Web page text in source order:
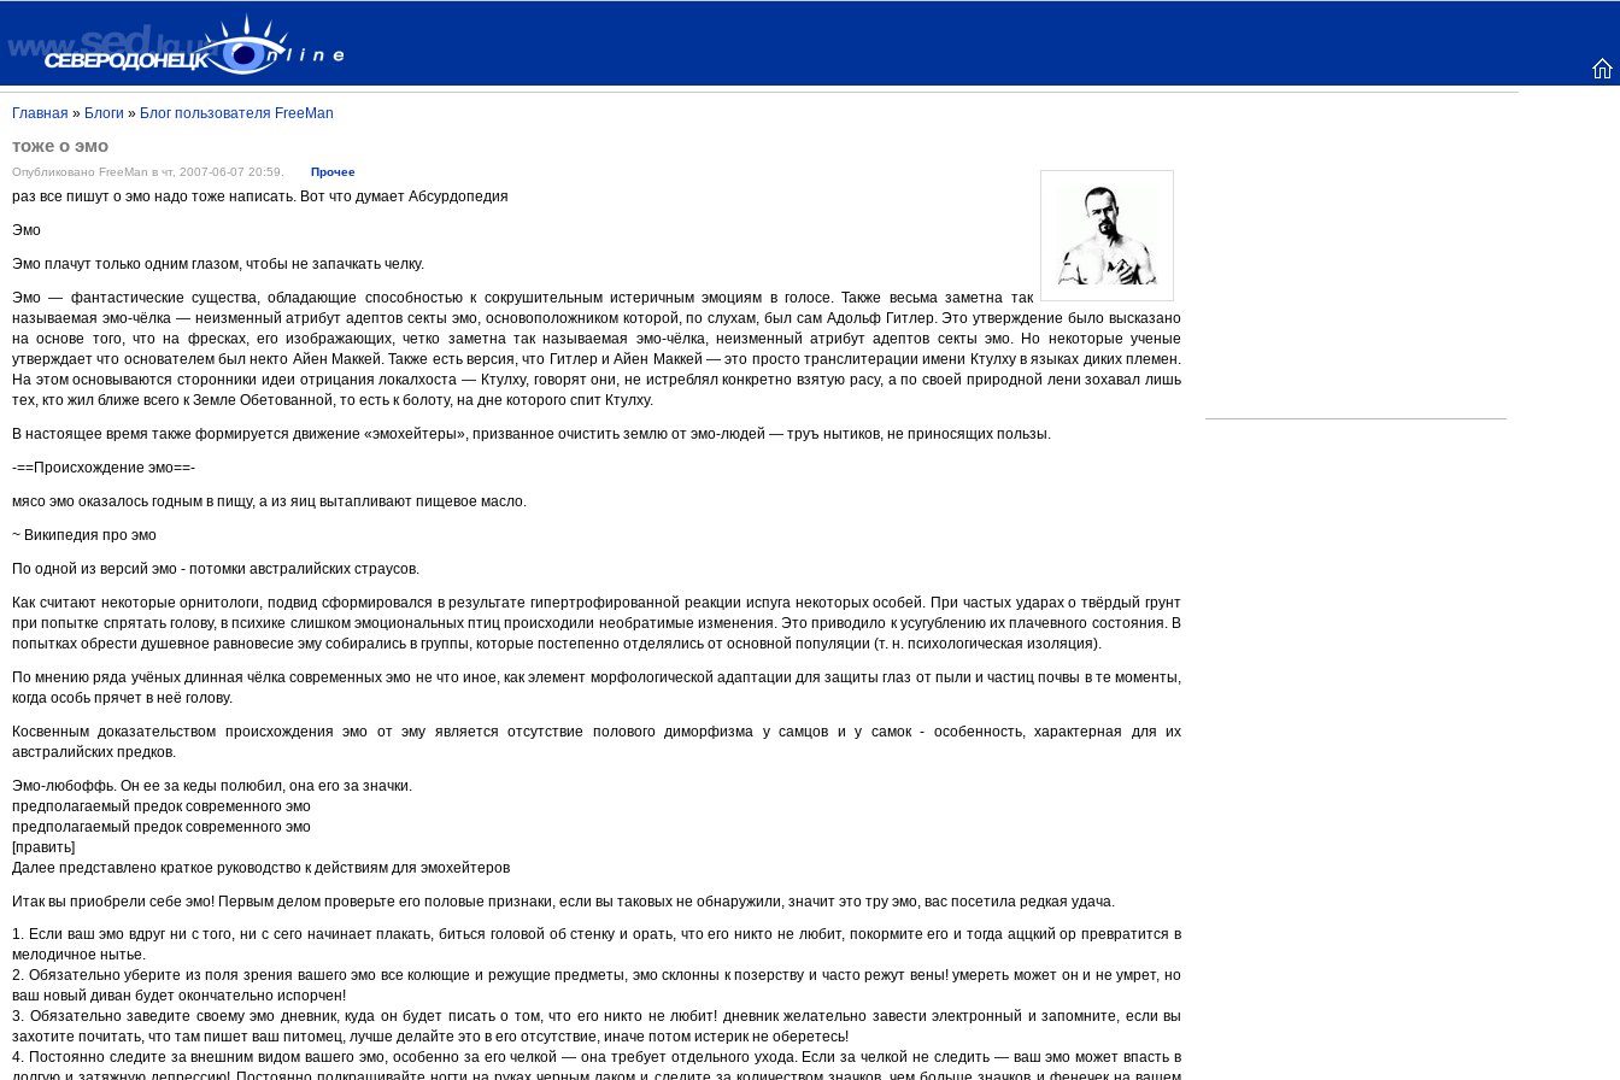
Главная » Блоги » Блог пользователя FreeMan
тоже о эмо
Опубликовано FreeMan в чт, 2007-06-07 20:59. Прочее
раз все пишут о эмо надо тоже написать. Вот что думает Абсурдопедия
Эмо
Эмо плачут только одним глазом, чтобы не запачкать челку.
Эмо — фантастические существа, обладающие способностью к сокрушительным истеричным эмоциям в голосе. Также весьма заметна так
называемая эмо-чёлка — неизменный атрибут адептов секты эмо, основоположником которой, по слухам, был сам Адольф Гитлер. Это утверждение было высказано
на основе того, что на фресках, его изображающих, четко заметна так называемая эмо-чёлка, неизменный атрибут адептов секты эмо. Но некоторые ученые
утверждает что основателем был некто Айен Маккей. Также есть версия, что Гитлер и Айен Маккей — это просто транслитерации имени Ктулху в языках диких племен.
На этом основываются сторонники идеи отрицания локалхоста — Ктулху, говорят они, не истреблял конкретно взятую расу, а по своей природной лени зохавал лишь
тех, кто жил ближе всего к Земле Обетованной, то есть к болоту, на дне которого спит Ктулху.
В настоящее время также формируется движение «эмохейтеры», призванное очистить землю от эмо-людей — труъ нытиков, не приносящих пользы.
-==Происхождение эмо==-
мясо эмо оказалось годным в пищу, а из яиц вытапливают пищевое масло.
~ Википедия про эмо
По одной из версий эмо - потомки австралийских страусов.
Как считают некоторые орнитологи, подвид сформировался в результате гипертрофированной реакции испуга некоторых особей. При частых ударах о твёрдый грунт
при попытке спрятать голову, в психике слишком эмоциональных птиц происходили необратимые изменения. Это приводило к усугублению их плачевного состояния. В
попытках обрести душевное равновесие эму собирались в группы, которые постепенно отделялись от основной популяции (т. н. психологическая изоляция).
По мнению ряда учёных длинная чёлка современных эмо не что иное, как элемент морфологической адаптации для защиты глаз от пыли и частиц почвы в те моменты,
когда особь прячет в неё голову.
Косвенным доказательством происхождения эмо от эму является отсутствие полового диморфизма у самцов и у самок - особенность, характерная для их
австралийских предков.
Эмо-любоффь. Он ее за кеды полюбил, она его за значки.
предполагаемый предок современного эмо
предполагаемый предок современного эмо
[править]
Далее представлено краткое руководство к действиям для эмохейтеров
Итак вы приобрели себе эмо! Первым делом проверьте его половые признаки, если вы таковых не обнаружили, значит это тру эмо, вас посетила редкая удача.
1. Если ваш эмо вдруг ни с того, ни с сего начинает плакать, биться головой об стенку и орать, что его никто не любит, покормите его и тогда аццкий ор превратится в
мелодичное нытье.
2. Обязательно уберите из поля зрения вашего эмо все колющие и режущие предметы, эмо склонны к позерству и часто режут вены! умереть может он и не умрет, но
ваш новый диван будет окончательно испорчен!
3. Обязательно заведите своему эмо дневник, куда он будет писать о том, что его никто не любит! дневник желательно завести электронный и запомните, если вы
захотите почитать, что там пишет ваш питомец, лучше делайте это в его отсутствие, иначе потом истерик не оберетесь!
4. Постоянно следите за внешним видом вашего эмо, особенно за его челкой — она требует отдельного ухода. Если за челкой не следить — ваш эмо может впасть в